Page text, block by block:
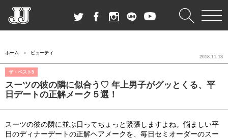
ホーム ビューティ
ザ・ベスト5
スーツの彼の隣に似合う♡ 年上男子がグッとくる、平
日デートの正解メーク５選！
2018.11.13
スーツの彼の隣に並ぶ日ってちょっと緊張しますよね。悩ましい平
日のディナーデートの正解ヘアメークを、毎日セミオーダーのスー